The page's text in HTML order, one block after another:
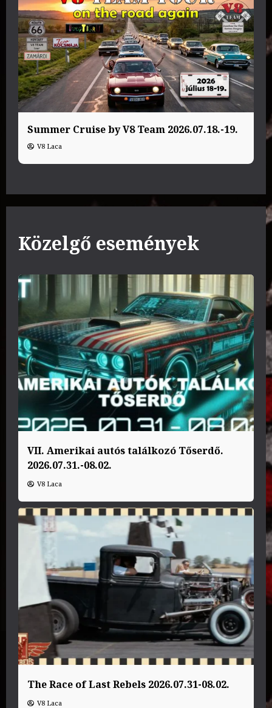
Summer Cruise by V8 Team 2026.07.18.-19.
V8 Laca
Közelgő események
VII. Amerikai autós találkozó Tőserdő.
2026.07.31.-08.02.
V8 Laca
The Race of Last Rebels 2026.07.31-08.02.
V8 Laca